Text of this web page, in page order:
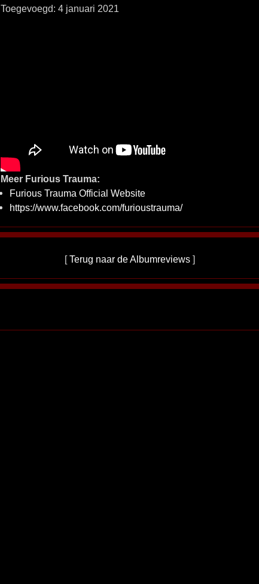
Toegevoegd: 4 januari 2021
Meer Furious Trauma:
Furious Trauma Official Website
https://www.facebook.com/furioustrauma/
[Terug naar de Albumreviews ]